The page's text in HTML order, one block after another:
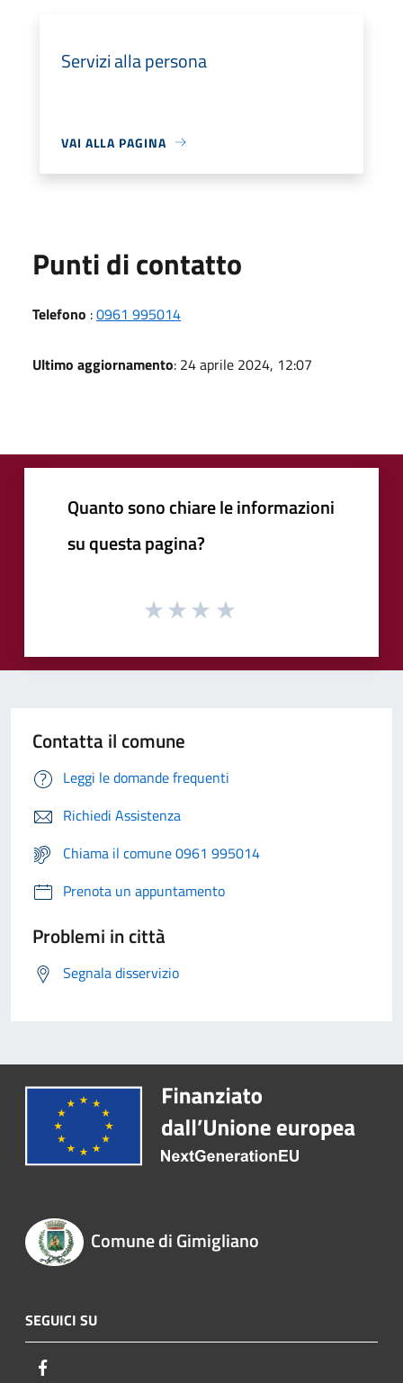
Servizi alla persona
VAI ALLA PAGINA
Punti di contatto
Telefono :0961 995014
Ultimo aggiornamento: 24 aprile 2024, 12:07
Quanto sono chiare le informazioni
su questa pagina?
Contatta il comune
Leggi le domande frequenti
Richiedi Assistenza
Chiama il comune 0961 995014
Prenota un appuntamento
Problemi in città
Segnala disservizio
Comune di Gimigliano
SEGUICI SU